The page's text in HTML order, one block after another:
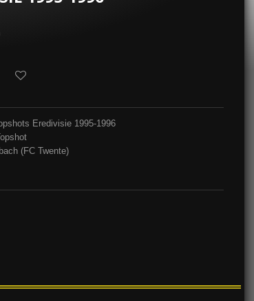
Eredivisie 1995-1996
(FC Twente)